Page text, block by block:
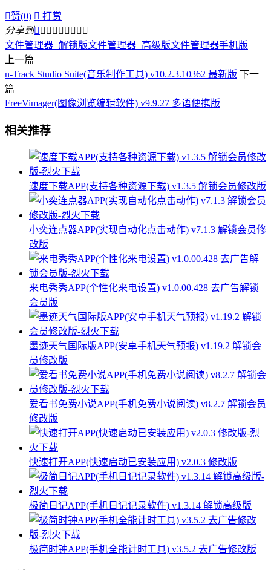
赞(0)  打赏
分享到        
文件管理器+解锁版文件管理器+高级版文件管理器手机版
上一篇
n-Track Studio Suite(音乐制作工具) v10.2.3.10362 最新版 下一
篇
FreeVimager(图像浏览编辑软件) v9.9.27 多语便携版
相关推荐
速度下载APP(支持各种资源下载) v1.3.5 解锁会员修改版
小奕连点器APP(实现自动化点击动作) v7.1.3 解锁会员修
改版
来电秀秀APP(个性化来电设置) v1.0.00.428 去广告解锁
会员版
墨迹天气国际版APP(安卓手机天气预报) v1.19.2 解锁会
员修改版
爱看书免费小说APP(手机免费小说阅读) v8.2.7 解锁会员
修改版
快速打开APP(快速启动已安装应用) v2.0.3 修改版
极简日记APP(手机日记记录软件) v1.3.14 解锁高级版
极简时钟APP(手机全能计时工具) v3.5.2 去广告修改版